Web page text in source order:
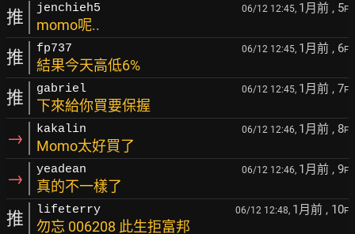
推 jenchieh5 06/12 12:45, 1月前 , 5F
momo呢..
推 fp737 06/12 12:45, 1月前 , 6F
結果今天高低6%
推 gabriel 06/12 12:45, 1月前 , 7F
下來給你買要保握
→ kakalin 06/12 12:46, 1月前 , 8F
Momo太好買了
→ yeadean 06/12 12:46, 1月前 , 9F
真的不一樣了
推 lifeterry 06/12 12:48, 1月前 , 10F
勿忘 006208 此生拒富邦